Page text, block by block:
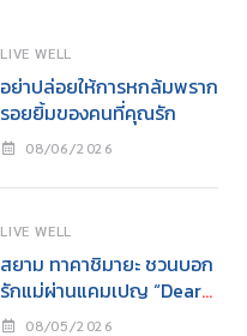
LIVE WELL
อย่าปล่อยให้การหกล้มพราก
รอยยิ้มของคนที่คุณรัก
08/06/2026
LIVE WELL
สยาม ทาคาชิมายะ ชวนบอก
รักแม่ผ่านแคมเปญ “Dear
All Moms”ช็อปคุ้ม รับของ
08/05/2026